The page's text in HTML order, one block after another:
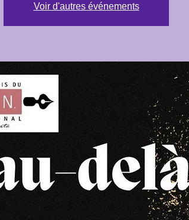
Voir d'autres événements